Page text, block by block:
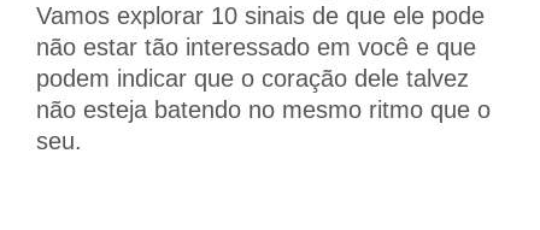
Vamos explorar 10 sinais de que ele pode
não estar tão interessado em você e que
podem indicar que o coração dele talvez
não esteja batendo no mesmo ritmo que o
seu.